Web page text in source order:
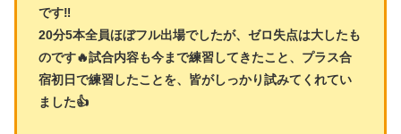
です‼️
20分5本全員ほぼフル出場でしたが、ゼロ失点は大したも
のです🔥試合内容も今まで練習してきたこと、プラス合
宿初日で練習したことを、皆がしっかり試みてくれてい
ました👍